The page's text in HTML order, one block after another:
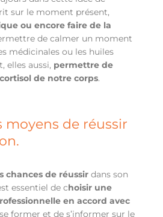
sur le moment présent,
ou encore faire de la
de calmer un moment
médicinales ou les huiles
elles aussi, permettre de
de notre corps.
moyens de réussir
chances de réussir dans son
essentiel de choisir une
en accord avec
former et de s’informer sur le